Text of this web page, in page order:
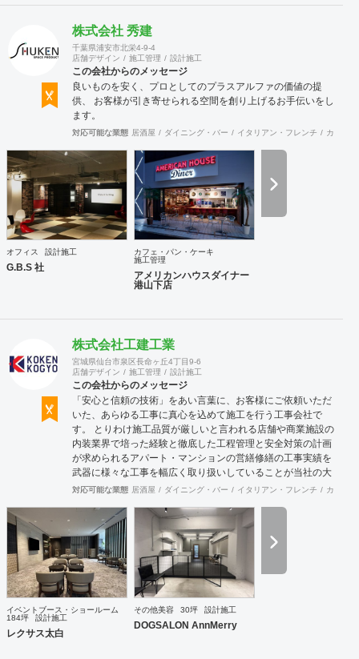
株式会社 秀建
千葉県浦安市北栄4-9-4
店舗デザイン
施工管理 設計施工
この会社からのメッセージ
良いものを安く、プロとしてのプラスアルファの価値の提
供、 お客様が引き寄せられる空間を創り上げるお手伝いをし
ます。
対応可能な業態 居酒屋 ダイニング・バー イタリアン・フレンチ カフェ
オフィス 設計施工
G.B.S 社
カフェ・パン・ケーキ
施工管理
アメリカンハウスダイナー
港山下店
株式会社工建工業
宮城県仙台市泉区長命ヶ丘4丁目9-6
店舗デザイン
施工管理 設計施工
この会社からのメッセージ
「安心と信頼の技術」をあい言葉に、お客様にご依頼いただ
いた、あらゆる工事に真心を込めて施工を行う工事会社で
す。 とりわけ施工品質が厳しいと言われる店舗や商業施設の
内装業界で培った経験と徹底した工程管理と安全対策の計画
が求められるアパート・マンションの営繕修繕の工事実績を
武器に様々な工事を幅広く取り扱いしていることが当社の大
きな特徴です。
対応可能な業態 居酒屋 ダイニング・バー イタリアン・フレンチ カフェ
イベントブース・ショールーム
184坪
設計施工
レクサス太白
その他美容 30坪 設計施工
DOGSALON AnnMerry